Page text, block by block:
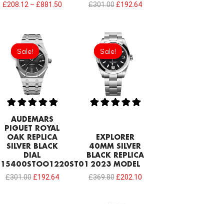
£208.12 – £881.50
£301.00 £192.64
Sale!
Sale!
AUDEMARS
PIGUET ROYAL
OAK REPLICA
SILVER BLACK
DIAL
15400STOO1220ST01
£301.00
Original
price
was:
£301.00.
£192.64
Sale!
Sale!
EXPLORER
40MM SILVER
BLACK REPLICA
2023 MODEL
£369.80
Original
price
was:
£369.80.
£202.10